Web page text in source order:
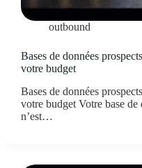
outbound
Bases de données
votre budget
Bases de données
votre budget Votre base de
n’est…